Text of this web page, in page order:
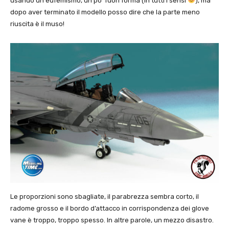
dopo aver terminato il modello posso dire che la parte meno
riuscita è il muso!
Le proporzioni sono sbagliate, il parabrezza sembra corto, il
radome grosso e il bordo d’attacco in corrispondenza dei glove
vane è troppo, troppo spesso. In altre parole, un mezzo disastro.